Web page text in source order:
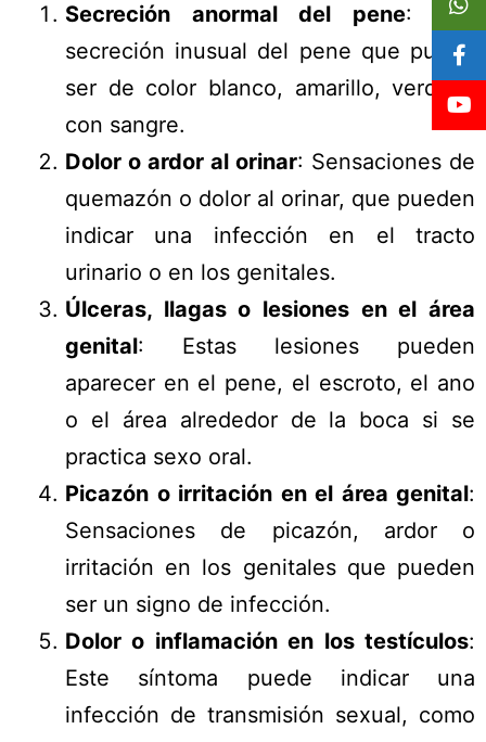
Secreción anormal del pene: Una
secreción inusual del pene que puede
ser de color blanco, amarillo, verde o
con sangre.
Dolor o ardor al orinar: Sensaciones de
quemazón o dolor al orinar, que pueden
indicar una infección en el tracto
urinario o en los genitales.
Úlceras, llagas o lesiones en el área
genital: Estas lesiones pueden
aparecer en el pene, el escroto, el ano
o el área alrededor de la boca si se
practica sexo oral.
Picazón o irritación en el área genital:
Sensaciones de picazón, ardor o
irritación en los genitales que pueden
ser un signo de infección.
Dolor o inflamación en los testículos:
Este síntoma puede indicar una
infección de transmisión sexual, como